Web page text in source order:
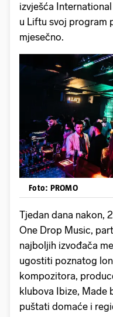
izvješća
u Liftu svoj program
mjesečno.
Foto: PROMO
Tjedan dana nakon,
One Drop Music,
najboljih izvođača
ugostiti poznatog
kompozitora,
klubova Ibize, Made
puštati domaće i